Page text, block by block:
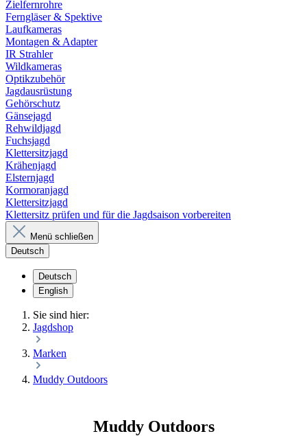
Zielfernrohre
Ferngläser & Spektive
Laufkameras
Montagen & Adapter
IR Strahler
Wildkameras
Optikzubehör
Jagdausrüstung
Gehörschutz
Gänsejagd
Rehwildjagd
Fuchsjagd
Klettersitzjagd
Krähenjagd
Elsternjagd
Kormoranjagd
Klettersitzjagd
Klettersitz prüfen und für die Jagdsaison vorbereiten
Menü schließen
Deutsch
Deutsch
English
Sie sind hier:
Jagdshop
Marken
Muddy Outdoors
Muddy Outdoors